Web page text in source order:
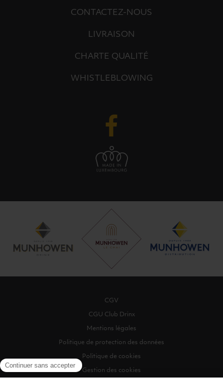
CONTACTEZ-NOUS
LIVRAISON
CHARTE QUALITÉ
WHISTLEBLOWING
CGV
CGU Club Drinx
Mentions légales
Politique de protection des données
Politique de cookies
Gestion des cookies